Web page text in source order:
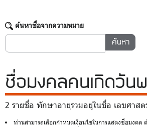
ค้นหาชื่อจากความหมาย
ชื่อมงคลคนเกิดวัน
2 รายชื่อ ทักษาอายุรวมอยู่ในชื่อ เลขศาส
ท่านสามารถเลือกกำหนดเงื่อนไขในการแสดงชื่อมงคล